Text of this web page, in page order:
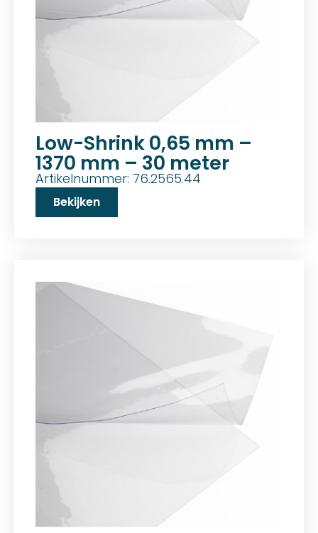
Low-Shrink 0,65 mm –
1370 mm – 30 meter
Artikelnummer: 76.2565.44
Bekijken